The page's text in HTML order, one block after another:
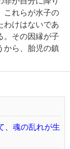
これらが水子の
わけはないであ
。その因縁が子
から、胎児の鎮
、魂の乱れが生